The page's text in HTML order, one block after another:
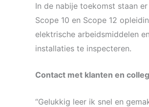
In de nabije toekomst staan
Scope 10 en Scope 12
elektrische arbeidsmiddelen
installaties te inspecteren.
Contact met klanten en
“Gelukkig leer ik snel en